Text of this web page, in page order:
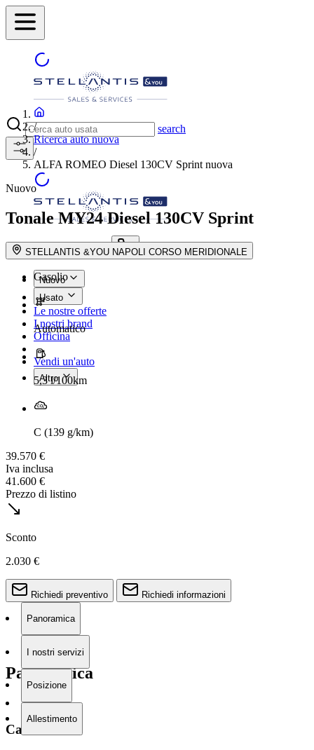
search
search button - icon Trova la concessionaria
Nuovo
Usato
Le nostre offerte
I nostri brand
Officina
Vendi un'auto
Altro
/
Ricerca auto nuova
/
ALFA ROMEO Diesel 130CV Sprint nuova
Nuovo
Tonale MY24Diesel 130CV Sprint
STELLANTIS &YOU NAPOLI CORSO MERIDIONALE
Gasolio
Automatico
5,3 l/100km
C (139 g/km)
39.570 €
Iva inclusa
41.600 €
Prezzo di listino
Sconto
2.030 €
Richiedi preventivo Richiedi informazioni
Panoramica
I nostri servizi
Posizione
Allestimento
Panoramica
Carburante